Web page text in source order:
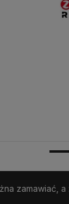
zamawiać,